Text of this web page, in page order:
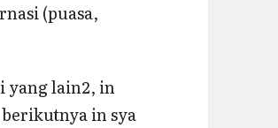
(puasa,
yang lain2, in
in sya